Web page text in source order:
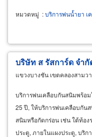
หมวดหมู่ :บริการพ่นน้ำยา
บริษัท ส รัสการ์ด จำกั
แขวงบางชัน เขตคลองสามว
บริการพ่นเคลือบกันสนิมพร้อ
25 ปี, ให้บริการพ่นเคลือบกัน
สนิมหรือกัดกร่อน เช่น ใต้ท้อง
ประตู, ภายในแผงประตู, บริก